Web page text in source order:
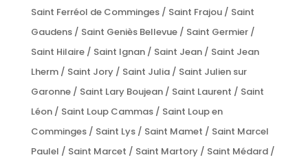
Saint Ferréol de Comminges / Saint Frajou / Saint
Gaudens / Saint Geniès Bellevue / Saint Germier /
Saint Hilaire / Saint Ignan / Saint Jean / Saint Jean
Lherm / Saint Jory / Saint Julia / Saint Julien sur
Garonne / Saint Lary Boujean / Saint Laurent / Saint
Léon / Saint Loup Cammas / Saint Loup en
Comminges / Saint Lys / Saint Mamet / Saint Marcel
Paulel / Saint Marcet / Saint Martory / Saint Médard /